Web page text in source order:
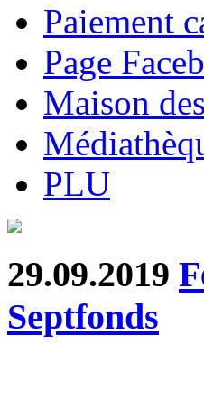
Paiement
Page
Maison
PLU
29.09.2019
Septfonds